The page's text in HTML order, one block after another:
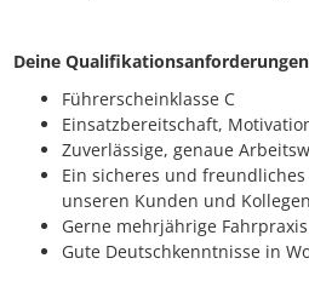
Deine
Führerscheinklasse C
Einsatzbereitschaft,
Zuverlässige, genaue
Ein sicheres und
unseren Kunden und Kollegen
Gerne mehrjährige Fahrpraxis
Gute Deutschkenntnisse in